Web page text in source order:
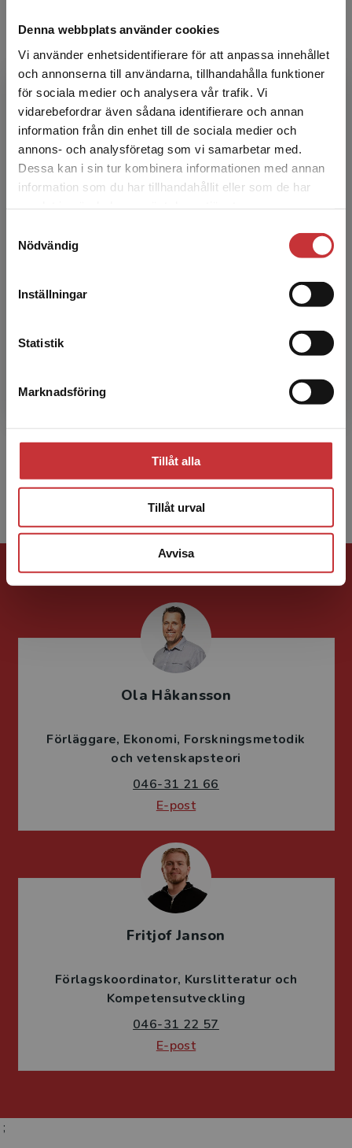
Denna webbplats använder cookies
Vi använder enhetsidentifierare för att anpassa innehållet
och annonserna till användarna, tillhandahålla funktioner
för sociala medier och analysera vår trafik. Vi
vidarebefordrar även sådana identifierare och annan
information från din enhet till de sociala medier och
annons- och analysföretag som vi samarbetar med.
Dessa kan i sin tur kombinera informationen med annan
information som du har tillhandahållit eller som de har
Nödvändig
Inställningar
Statistik
Marknadsföring
Tillåt alla
Tillåt urval
Avvisa
Begränsad fraktregion
Det verkar som att du besöker
studentlitteratur.se via en enhet utanför Sverige.
Vi erbjuder inte leveranser utanför Sverige. För
att kunna slutföra ett köp måste
Niklas Sandell
Niklas Sandell är lektor i företagsekonomi vid
Lunds universitet och forskar om finansiell
Centrum för Ekonomiska Relationer (CER) vid
Mittuniversitetet. Hon har t...
Förlagskontakt
Ola Håkansson
Förläggare Ekonomi Forskningsmetodik
och vetenskapsteori
046-31 21 66
E-post
Fritjof Janson
Förlagskoordinator Kurslitteratur och
Kompetensutveckling
046-31 22 57
E-post
;